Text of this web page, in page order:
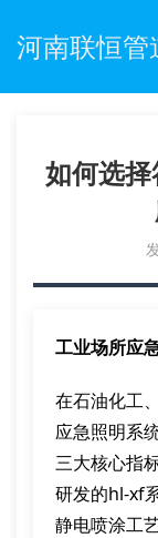
河南联恒管
如何选
工业场所应
在石油化工
应急照明系
三大核心指
研发的hl-xf
静电喷涂工